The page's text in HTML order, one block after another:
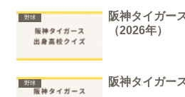
野球
阪神タイガー
（2026年）
野球 阪神タイガー